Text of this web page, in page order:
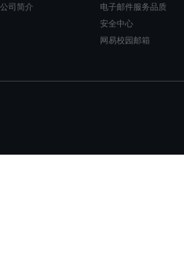
公司简介
电子邮件服务品质
安全中心
网易校园邮箱